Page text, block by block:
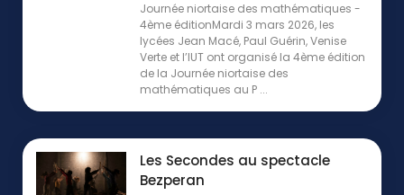
Journée niortaise des mathématiques -
4ème éditionMardi 3 mars 2026, les
lycées Jean Macé, Paul Guérin, Venise
Verte et l’IUT ont organisé la 4ème édition
de la Journée niortaise des
mathématiques au P ...
Les Secondes au spectacle
Bezperan